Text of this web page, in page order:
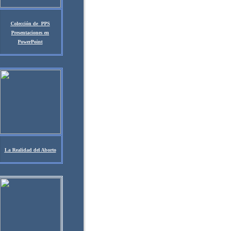
Colección de PPS
Presentaciones en
PowerPoint
La Realidad del Aborto